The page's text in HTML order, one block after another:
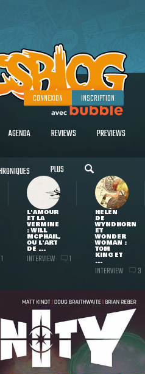
CONNEXION INSCRIPTION
AGENDA REVIEWS PREVIEWS
PLUS
1
L'AMOUR
ET LA
VERMINE
: WILL
MCPHAIL,
OU L'ART
DE ...
INTERVIEW 1
HELEN
DE
WYNDHORN
ET
WONDER
WOMAN :
TOM
KING ET
...
INTERVIEW 3